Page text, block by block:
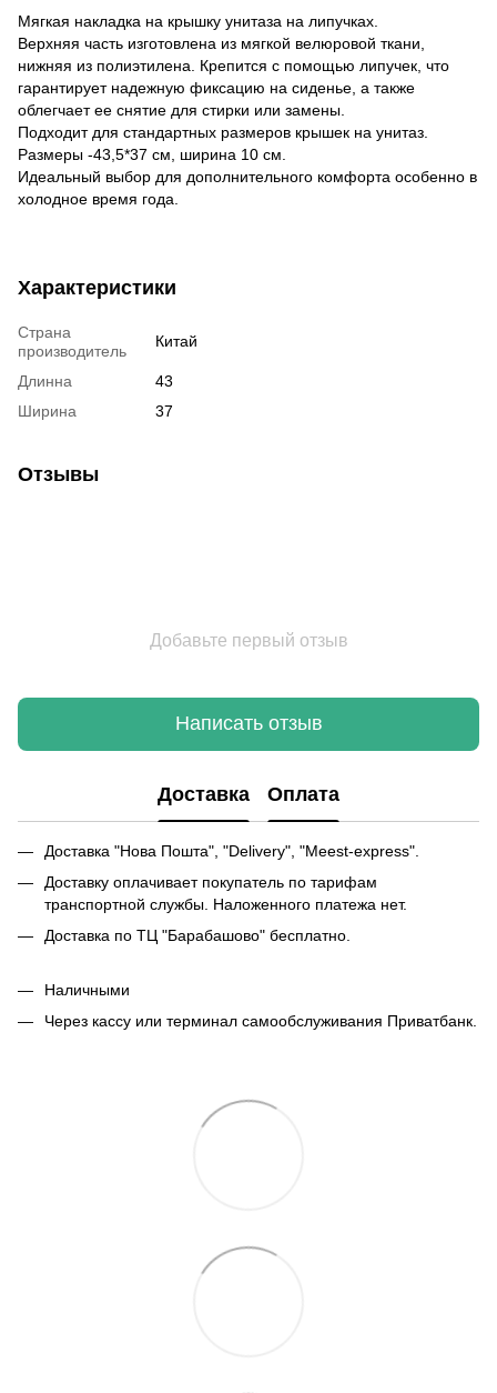
Мягкая накладка на крышку унитаза на липучках.
Верхняя часть изготовлена ​​из мягкой велюровой ткани,
нижняя из полиэтилена. Крепится с помощью липучек, что
гарантирует надежную фиксацию на сиденье, а также
облегчает ее снятие для стирки или замены.
Подходит для стандартных размеров крышек на унитаз.
Размеры -43,5*37 см, ширина 10 см.
Идеальный выбор для дополнительного комфорта особенно в
холодное время года.
Характеристики
Страна
производитель
Китай
Длинна
43
Ширина
37
Отзывы
Добавьте первый отзыв
Написать отзыв
Доставка Оплата
Доставка "Нова Пошта", "Delivery", "Meest-express".
Доставку оплачивает покупатель по тарифам
транспортной службы. Наложенного платежа нет.
Доставка по ТЦ "Барабашово" бесплатно.
Наличными
Через кассу или терминал самообслуживания Приватбанк.